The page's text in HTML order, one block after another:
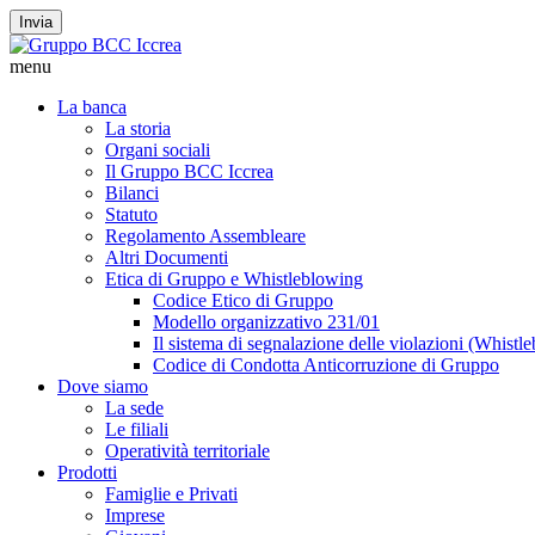
Invia
menu
La banca
La storia
Organi sociali
Il Gruppo BCC Iccrea
Bilanci
Statuto
Regolamento Assembleare
Altri Documenti
Etica di Gruppo e Whistleblowing
Codice Etico di Gruppo
Modello organizzativo 231/01
Il sistema di segnalazione delle violazioni
Codice di Condotta Anticorruzione di Gruppo
Dove siamo
La sede
Le filiali
Operatività territoriale
Prodotti
Famiglie e Privati
Imprese